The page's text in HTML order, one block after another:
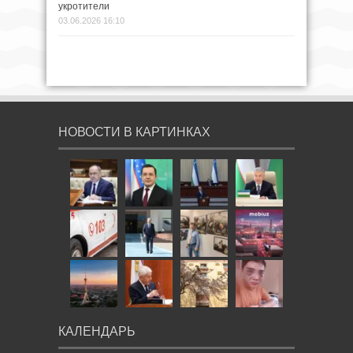
укротители
03.06.2026 16:10
НОВОСТИ В КАРТИНКАХ
КАЛЕНДАРЬ